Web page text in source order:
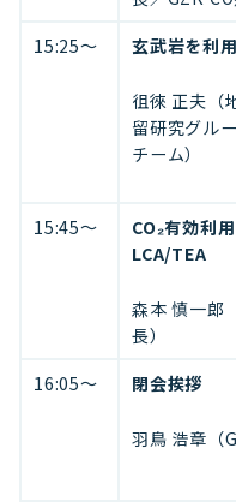
15:25〜
玄武岩を利
徂徠 正夫（
留研究グル
チーム）
15:45〜
CO₂有効利
LCA/TEA
森本 慎一郎
長）
16:05〜
閉会挨拶
羽鳥 浩章（